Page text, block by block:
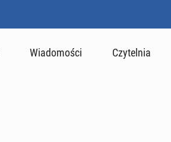
Wiadomości Czytelnia